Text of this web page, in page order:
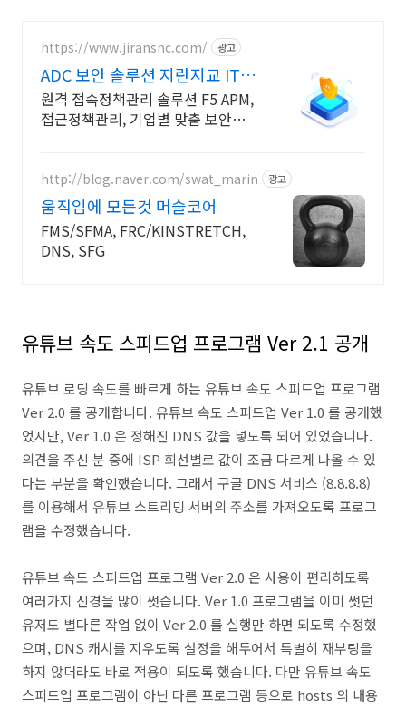
https://www.jiransnc.com/ 광고
ADC 보안 솔루션 지란지교 IT
보안솔루션 전문기업
원격 접속정책관리 솔루션 F5 APM,
접근정책관리, 기업별 맞춤 보안서
http://blog.naver.com/swat_marin 광고
움직임에 모든것 머슬코어
FMS/SFMA, FRC/KINSTRETCH,
DNS, SFG
유튜브 속도 스피드업 프로그램 Ver 2.1 공개
유튜브 로딩 속도를 빠르게 하는 유튜브 속도 스피드업 프로그램
Ver 2.0 를 공개합니다. 유튜브 속도 스피드업 Ver 1.0 를 공개했
었지만, Ver 1.0 은 정해진 DNS 값을 넣도록 되어 있었습니다.
의견을 주신 분 중에 ISP 회선별로 값이 조금 다르게 나올 수 있
다는 부분을 확인했습니다. 그래서 구글 DNS 서비스 (8.8.8.8)
를 이용해서 유튜브 스트리밍 서버의 주소를 가져오도록 프로그
램을 수정했습니다.
유튜브 속도 스피드업 프로그램 Ver 2.0 은 사용이 편리하도록
여러가지 신경을 많이 썻습니다. Ver 1.0 프로그램을 이미 썻던
유저도 별다른 작업 없이 Ver 2.0 를 실행만 하면 되도록 수정했
으며, DNS 캐시를 지우도록 설정을 해두어서 특별히 재부팅을
하지 않더라도 바로 적용이 되도록 했습니다. 다만 유튜브 속도
스피드업 프로그램이 아닌 다른 프로그램 등으로 hosts 의 내용